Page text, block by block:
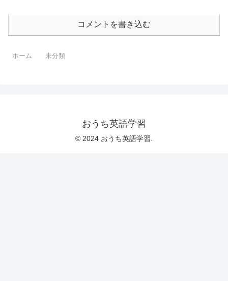
コメントを書き込む
ホーム 未分類
おうち英語学習
© 2024 おうち英語学習.